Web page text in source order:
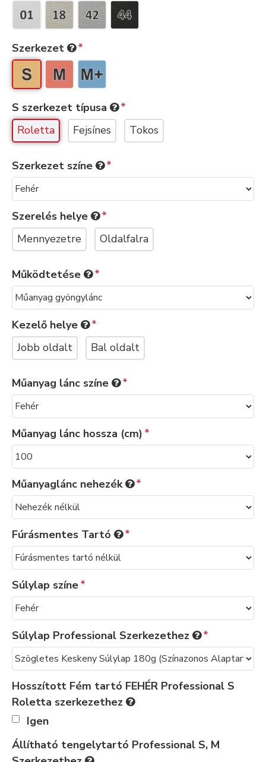
Szerkezet
S szerkezet típusa
Roletta
Fejsínes Tokos
Szerkezet színe
Szerelés helye
Mennyezetre
Oldalfalra
Működtetése
Kezelő helye
Jobb oldalt
Bal oldalt
Műanyag lánc színe
Műanyag lánc hossza (cm)
Műanyaglánc nehezék
Fúrásmentes Tartó
Súlylap színe
Súlylap Professional Szerkezethez
Hosszított Fém tartó FEHÉR Professional S
Roletta szerkezethez
Igen
Állítható tengelytartó Professional S, M